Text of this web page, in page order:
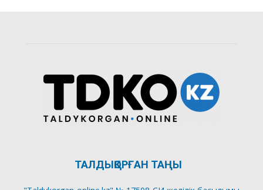
ТАЛДЫҚОРҒАН ТАҢЫ